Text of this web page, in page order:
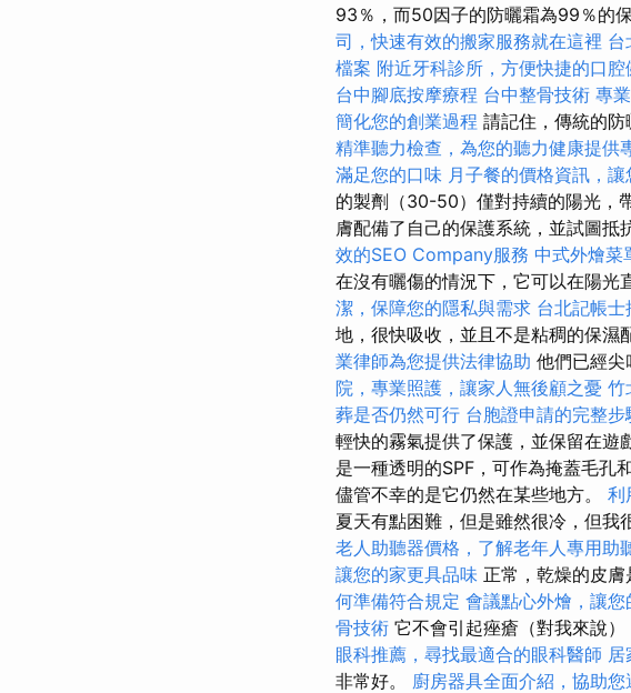
93％，而50因子的防曬霜為99％的
司，快速有效的搬家服務就在這裡 台
檔案 附近牙科診所，方便快捷的口腔
台中腳底按摩療程 台中整骨技術 專
簡化您的創業過程 請記住，傳統的防
精準聽力檢查，為您的聽力健康提供
滿足您的口味 月子餐的價格資訊，
的製劑（30-50）僅對持續的陽光，
膚配備了自己的保護系統，並試圖抵
效的SEO Company服務 中式外燴菜
在沒有曬傷的情況下，它可以在陽光
潔，保障您的隱私與需求 台北記帳士
地，很快吸收，並且不是粘稠的保濕
業律師為您提供法律協助 他們已經尖
院，專業照護，讓家人無後顧之憂 竹
葬是否仍然可行 台胞證申請的完整步
輕快的霧氣提供了保護，並保留在遊
是一種透明的SPF，可作為掩蓋毛孔
儘管不幸的是它仍然在某些地方。 利
夏天有點困難，但是雖然很冷，但我
老人助聽器價格，了解老年人專用助
讓您的家更具品味 正常，乾燥的皮
何準備符合規定 會議點心外燴，讓
骨技術 它不會引起痤瘡（對我來說
眼科推薦，尋找最適合的眼科醫師
非常好。 廚房器具全面介紹，協助